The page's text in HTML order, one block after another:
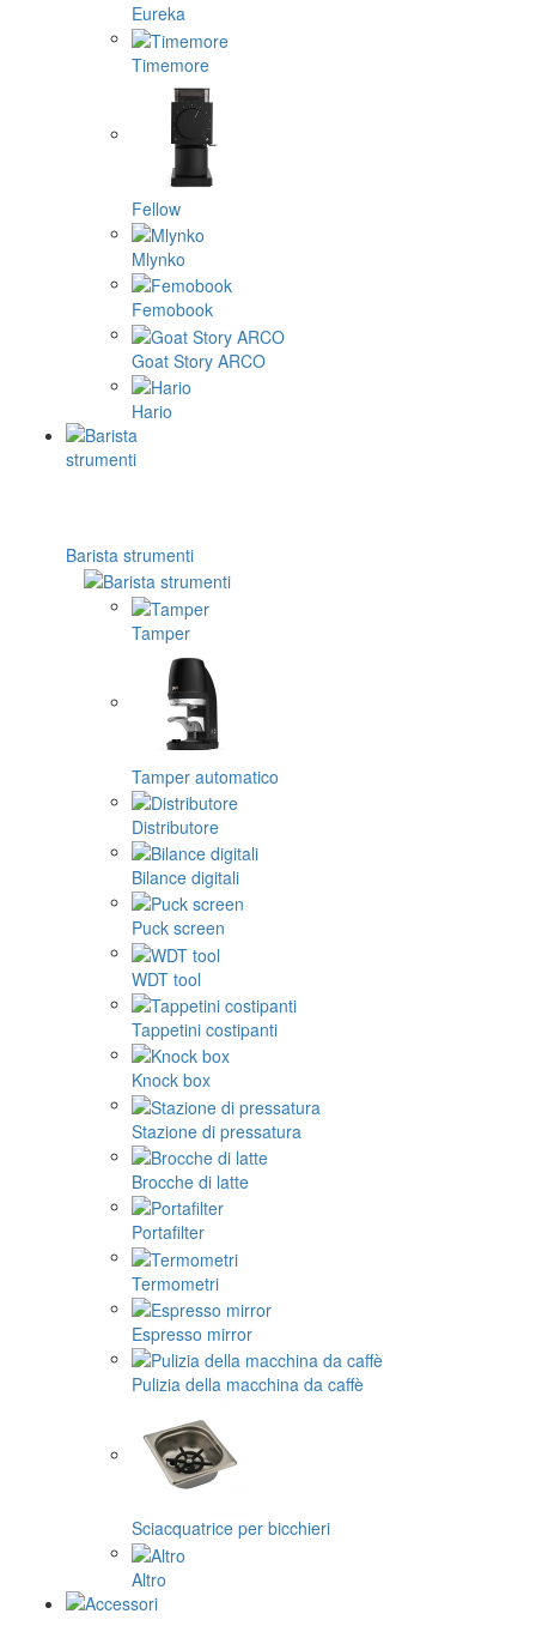
Eureka
Timemore
Fellow
Mlynko
Femobook
Goat Story ARCO
Hario
Barista strumenti
Tamper
Tamper automatico
Distributore
Bilance digitali
Puck screen
WDT tool
Tappetini costipanti
Knock box
Stazione di pressatura
Brocche di latte
Portafilter
Termometri
Espresso mirror
Pulizia della macchina da caffè
Sciacquatrice per bicchieri
Altro